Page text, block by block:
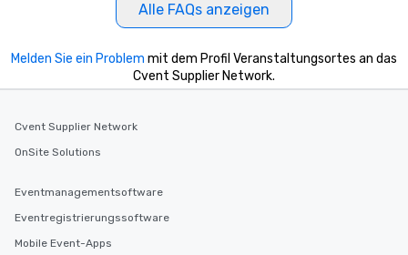
Alle FAQs anzeigen
Melden Sie ein Problem mit dem Profil Veranstaltungsortes an das
Cvent Supplier Network.
Cvent Supplier Network
OnSite Solutions
Eventmanagementsoftware
Eventregistrierungssoftware
Mobile Event-Apps